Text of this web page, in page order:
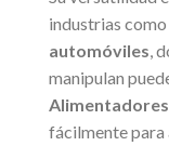
industrias como
automóviles ,
manipulan
fácilmente para